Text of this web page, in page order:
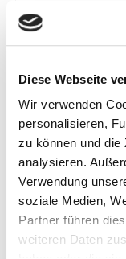
Diese Webseite
Wir verwenden
personalisieren,
zu können und die
analysieren.
Verwendung
soziale Medien,
Partner führen
weiteren Daten
LG)
Monat / ca. LG
2 bis 3 / 90 bis
4 bis 6 / 200 bis
7 bis 12 / 300 bis
13 bis 36 / 400
Die genannten
einer Mahlzeit